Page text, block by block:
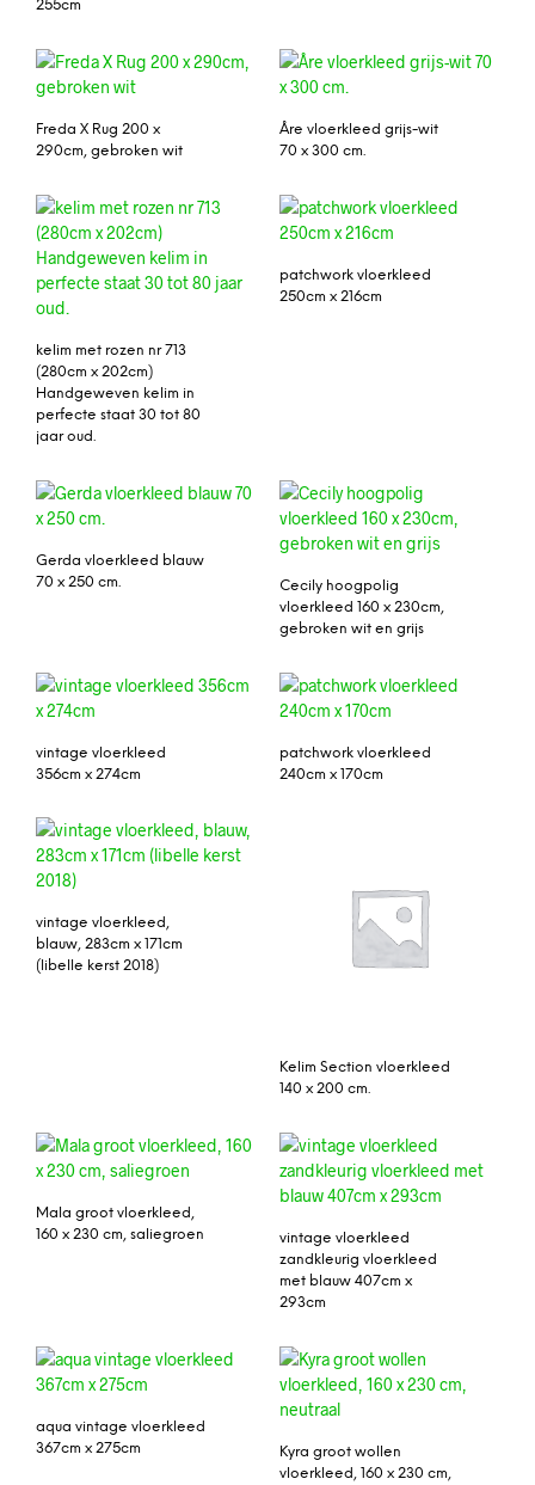
255cm
Freda X Rug 200 x
290cm, gebroken wit
Åre vloerkleed grijs-wit
70 x 300 cm.
kelim met rozen nr 713
(280cm x 202cm)
Handgeweven kelim in
perfecte staat 30 tot 80
jaar oud.
patchwork vloerkleed
250cm x 216cm
Gerda vloerkleed blauw
70 x 250 cm.
Cecily hoogpolig
vloerkleed 160 x 230cm,
gebroken wit en grijs
vintage vloerkleed
356cm x 274cm
patchwork vloerkleed
240cm x 170cm
vintage vloerkleed,
blauw, 283cm x 171cm
(libelle kerst 2018)
Kelim Section vloerkleed
140 x 200 cm.
Mala groot vloerkleed,
160 x 230 cm, saliegroen
vintage vloerkleed
zandkleurig vloerkleed
met blauw 407cm x
293cm
aqua vintage vloerkleed
367cm x 275cm
Kyra groot wollen
vloerkleed, 160 x 230 cm,